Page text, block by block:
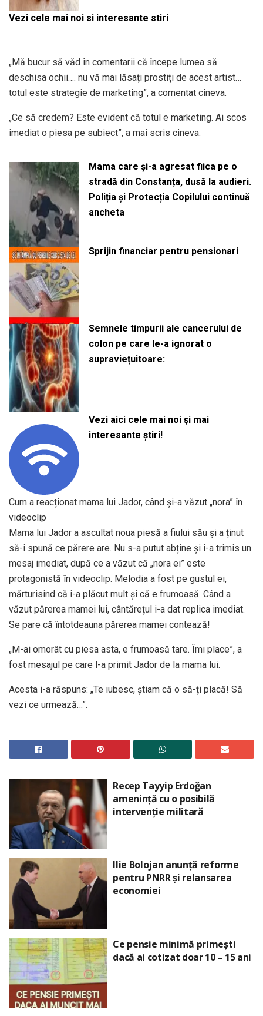
Vezi cele mai noi si interesante stiri
„Mă bucur să văd în comentarii că începe lumea să
deschisa ochii…. nu vă mai lăsați prostiți de acest artist…
totul este strategie de marketing”, a comentat cineva.
„Ce să credem? Este evident că totul e marketing. Ai scos
imediat o piesa pe subiect”, a mai scris cineva.
Mama care și-a agresat fiica pe o
stradă din Constanța, dusă la audieri.
Poliția și Protecția Copilului continuă
ancheta
Sprijin financiar pentru pensionari
Semnele timpurii ale cancerului de
colon pe care le-a ignorat o
supraviețuitoare:
Vezi aici cele mai noi și mai
interesante știri!
Cum a reacționat mama lui Jador, când și-a văzut „nora” în
videoclip
Mama lui Jador a ascultat noua piesă a fiului său și a ținut
să-i spună ce părere are. Nu s-a putut abține și i-a trimis un
mesaj imediat, după ce a văzut că „nora ei” este
protagonistă în videoclip. Melodia a fost pe gustul ei,
mărturisind că i-a plăcut mult și că e frumoasă. Când a
văzut părerea mamei lui, cântărețul i-a dat replica imediat.
Se pare că întotdeauna părerea mamei contează!
„M-ai omorât cu piesa asta, e frumoasă tare. Îmi place”, a
fost mesajul pe care l-a primit Jador de la mama lui.
Acesta i-a răspuns: „Te iubesc, știam că o să-ți placă! Să
vezi ce urmează…”.
Recep Tayyip Erdoğan
amenință cu o posibilă
intervenție militară
Ilie Bolojan anunță reforme
pentru PNRR și relansarea
economiei
Ce pensie minimă primești
dacă ai cotizat doar 10 – 15 ani